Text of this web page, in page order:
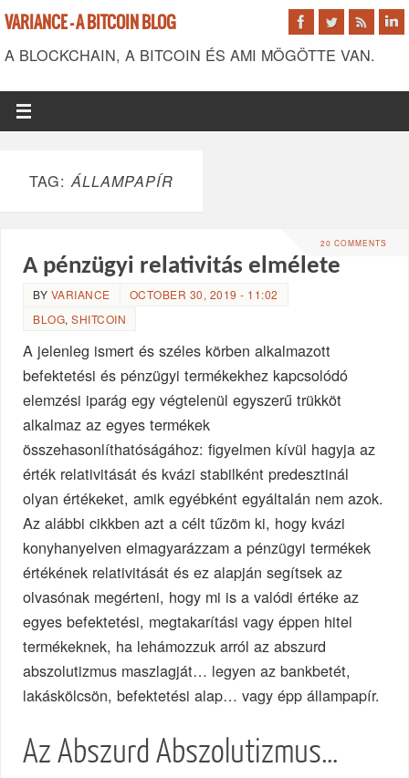
VARIANCE - A BITCOIN BLOG
A BLOCKCHAIN, A BITCOIN ÉS AMI MÖGÖTTE VAN.
TAG:ÁLLAMPAPÍR
20 COMMENTS
A pénzügyi relativitás elmélete
BY VARIANCE
OCTOBER 30, 2019 - 11:02
BLOG,SHITCOIN
A jelenleg ismert és széles körben alkalmazott
befektetési és pénzügyi termékekhez kapcsolódó
elemzési iparág egy végtelenül egyszerű trükköt
alkalmaz az egyes termékek
összehasonlíthatóságához: figyelmen kívül hagyja az
érték relativitását és kvázi stabilként predesztinál
olyan értékeket, amik egyébként egyáltalán nem azok.
Az alábbi cikkben azt a célt tűzöm ki, hogy kvázi
konyhanyelven elmagyarázzam a pénzügyi termékek
értékének relativitását és ez alapján segítsek az
olvasónak megérteni, hogy mi is a valódi értéke az
egyes befektetési, megtakarítási vagy éppen hitel
termékeknek, ha lehámozzuk arról az abszurd
abszolutizmus maszlagját… legyen az bankbetét,
lakáskölcsön, befektetési alap… vagy épp állampapír.
Az Abszurd Abszolutizmus…